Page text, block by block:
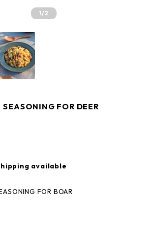
1/2
FOR DEER
available
FOR BOAR